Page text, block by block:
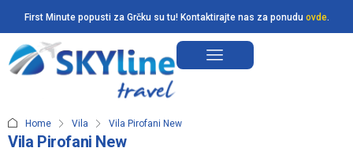
First Minute popusti za Grčku su tu! Kontaktirajte nas za ponudu ovde.
Home Vila Vila Pirofani New
Vila Pirofani New